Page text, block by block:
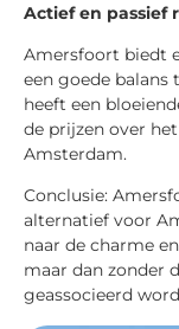
Actief en passief
Amersfoort biedt
een goede balans
heeft een
de prijzen over
Amsterdam.
Conclusie:
alternatief voor
naar de charme
maar dan zonder
geassocieerd